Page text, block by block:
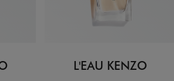
L'EAU KENZO